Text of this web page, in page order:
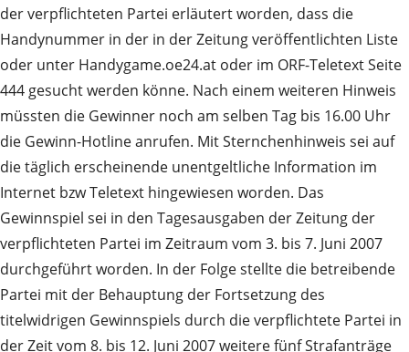
der verpflichteten Partei erläutert worden, dass die
Handynummer in der in der Zeitung veröffentlichten Liste
oder unter Handygame.oe24.at oder im ORF-Teletext Seite
444 gesucht werden könne. Nach einem weiteren Hinweis
müssten die Gewinner noch am selben Tag bis 16.00 Uhr
die Gewinn-Hotline anrufen. Mit Sternchenhinweis sei auf
die täglich erscheinende unentgeltliche Information im
Internet bzw Teletext hingewiesen worden. Das
Gewinnspiel sei in den Tagesausgaben der Zeitung der
verpflichteten Partei im Zeitraum vom 3. bis 7. Juni 2007
durchgeführt worden. In der Folge stellte die betreibende
Partei mit der Behauptung der Fortsetzung des
titelwidrigen Gewinnspiels durch die verpflichtete Partei in
der Zeit vom 8. bis 12. Juni 2007 weitere fünf Strafanträge